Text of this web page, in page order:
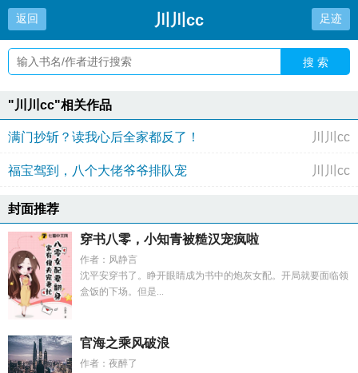
返回 川川cc 足迹
搜 索
"川川cc"相关作品
满门抄斩？读我心后全家都反了！ 川川cc
福宝驾到，八个大佬爷爷排队宠 川川cc
封面推荐
穿书八零，小知青被糙汉宠疯啦
作者：风静言
沈平安穿书了。睁开眼睛成为书中的炮灰女配。开局就要面临领
盒饭的下场。但是...
官海之乘风破浪
作者：夜醉了